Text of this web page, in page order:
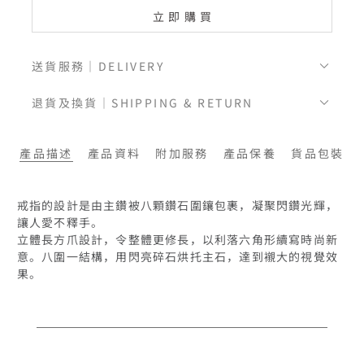
立即購買
送貨服務｜DELIVERY
退貨及換貨｜SHIPPING & RETURN
產品描述 產品資料 附加服務 產品保養 貨品包裝
戒指的設計是由主鑽被八顆鑽石圍鑲包裹，凝聚閃鑽光輝，
讓人愛不釋手。
立體長方爪設計，令整體更修長，以利落六角形續寫時尚新
意。八圍一結構，用閃亮碎石烘托主石，達到襯大的視覺效
果。